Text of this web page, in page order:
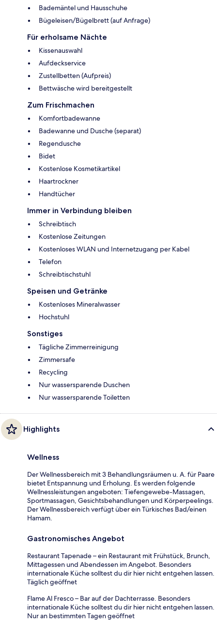
Bademäntel und Hausschuhe
Bügeleisen/Bügelbrett (auf Anfrage)
Für erholsame Nächte
Kissenauswahl
Aufdeckservice
Zustellbetten (Aufpreis)
Bettwäsche wird bereitgestellt
Zum Frischmachen
Komfortbadewanne
Badewanne und Dusche (separat)
Regendusche
Bidet
Kostenlose Kosmetikartikel
Haartrockner
Handtücher
Immer in Verbindung bleiben
Schreibtisch
Kostenlose Zeitungen
Kostenloses WLAN und Internetzugang per Kabel
Telefon
Schreibtischstuhl
Speisen und Getränke
Kostenloses Mineralwasser
Hochstuhl
Sonstiges
Tägliche Zimmerreinigung
Zimmersafe
Recycling
Nur wassersparende Duschen
Nur wassersparende Toiletten
Highlights
Wellness
Der Wellnessbereich mit 3 Behandlungsräumen u. A. für Paare
bietet Entspannung und Erholung. Es werden folgende
Wellnessleistungen angeboten: Tiefengewebe-Massagen,
Sportmassagen, Gesichtsbehandlungen und Körperpeelings.
Der Wellnessbereich verfügt über ein Türkisches Bad/einen
Hamam.
Gastronomisches Angebot
Restaurant Tapenade – ein Restaurant mit Frühstück, Brunch,
Mittagessen und Abendessen im Angebot. Besonders
internationale Küche solltest du dir hier nicht entgehen lassen.
Täglich geöffnet
Flame Al Fresco – Bar auf der Dachterrasse. Besonders
internationale Küche solltest du dir hier nicht entgehen lassen.
Nur an bestimmten Tagen geöffnet